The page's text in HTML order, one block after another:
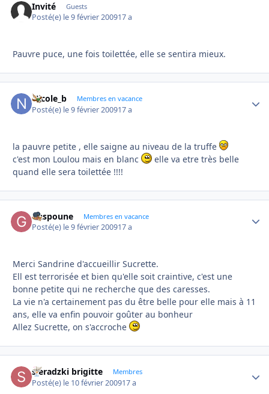
Invité Guests
Posté(e) le 9 février 200917 a
Pauvre puce, une fois toilettée, elle se sentira mieux.
Nicole_b Membres en vacance
Posté(e) le 9 février 200917 a
la pauvre petite , elle saigne au niveau de la truffe
c'est mon Loulou mais en blanc
elle va etre très belle
quand elle sera toilettée !!!!
Gaspoune Membres en vacance
Posté(e) le 9 février 200917 a
Merci Sandrine d'accueillir Sucrette.
Ell est terrorisée et bien qu'elle soit craintive, c'est une
bonne petite qui ne recherche que des caresses.
La vie n'a certainement pas du être belle pour elle mais à 11
ans, elle va enfin pouvoir goûter au bonheur
Allez Sucrette, on s'accroche
sieradzki brigitte Membres
Posté(e) le 10 février 200917 a